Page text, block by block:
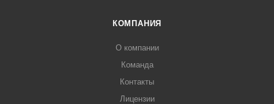
КОМПАНИЯ
О компании
Команда
Контакты
Лицензии